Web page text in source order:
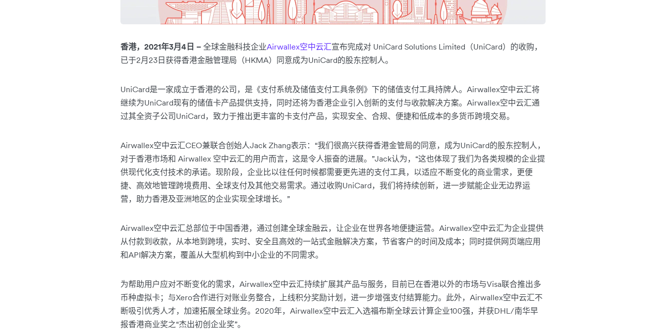
香港，2021年3月4日 – 全球金融科技企业Airwallex空中云汇宣布完成对 UniCard Solutions Limited（UniCard）的收购，
已于2月23日获得香港金融管理局（HKMA）同意成为UniCard的股东控制人。
UniCard是一家成立于香港的公司，是《支付系统及储值支付工具条例》下的储值支付工具持牌人。Airwallex空中云汇将
继续为UniCard现有的储值卡产品提供支持，同时还将为香港企业引入创新的支付与收款解决方案。Airwallex空中云汇通
过其全资子公司UniCard，致力于推出更丰富的卡支付产品，实现安全、合规、便捷和低成本的多货币跨境交易。
Airwallex空中云汇CEO兼联合创始人Jack Zhang表示：“我们很高兴获得香港金管局的同意，成为UniCard的股东控制人，
对于香港市场和 Airwallex 空中云汇的用户而言，这是令人振奋的进展。”Jack认为，“这也体现了我们为各类规模的企业提
供现代化支付技术的承诺。现阶段，企业比以往任何时候都需要更先进的支付工具，以适应不断变化的商业需求，更便
捷、高效地管理跨境费用、全球支付及其他交易需求。通过收购UniCard，我们将持续创新，进一步赋能企业无边界运
营，助力香港及亚洲地区的企业实现全球增长。”
Airwallex空中云汇总部位于中国香港，通过创建全球金融云，让企业在世界各地便捷运营。Airwallex空中云汇为企业提供
从付款到收款，从本地到跨境，实时、安全且高效的一站式金融解决方案，节省客户的时间及成本；同时提供网页端应用
和API解决方案，覆盖从大型机构到中小企业的不同需求。
为帮助用户应对不断变化的需求，Airwallex空中云汇持续扩展其产品与服务，目前已在香港以外的市场与Visa联合推出多
币种虚拟卡；与Xero合作进行对账业务整合，上线积分奖励计划，进一步增强支付结算能力。此外，Airwallex空中云汇不
断吸引优秀人才，加速拓展全球业务。2020年，Airwallex空中云汇入选福布斯全球云计算企业100强，并获DHL/南华早
报香港商业奖之“杰出初创企业奖”。